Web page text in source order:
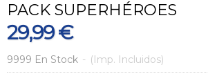
PACK SUPERHÉROES
29,99 €
9999 En Stock - (Imp. Incluidos)